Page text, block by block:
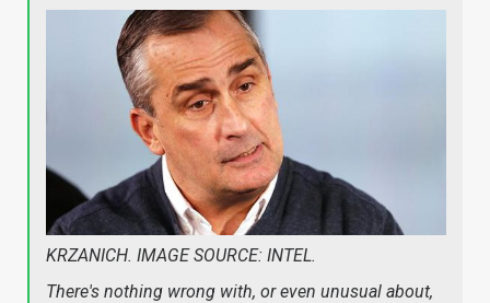
KRZANICH. IMAGE SOURCE: INTEL.
There's nothing wrong with, or even unusual about,